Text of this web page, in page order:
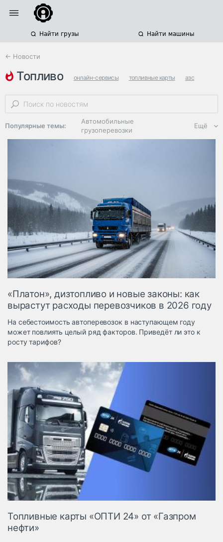
Найти грузы Найти машины
← Новости
топливо онлайн-сервисы топливные карты азс
Популярные темы:
Автомобильные
грузоперевозки
Дороги,
инфраструктура
Логистика, грузы
Негабаритные и
опасные грузы
Безопасность и
страхование
Таможня и ВЭД
грузовые
терминалы
Спецтехника
Автосервис,
запчасти, шины
Топливо, масла и
автохимия
Дзен
Ещё
«Платон», дизтопливо и новые законы: как
вырастут расходы перевозчиков в 2026 году
На себестоимость автоперевозок в наступающем году
может повлиять целый ряд факторов. Приведёт ли это к
росту тарифов?
Топливные карты «ОПТИ 24» от «Газпром
нефти»